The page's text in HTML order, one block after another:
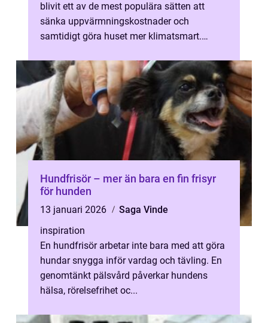
blivit ett av de mest populära sätten att
sänka uppvärmningskostnader och
samtidigt göra huset mer klimatsmart.
Hundfrisör – mer än bara en fin frisyr
för hunden
13 januari 2026
Saga Vinde
inspiration
En hundfrisör arbetar inte bara med att göra
hundar snygga inför vardag och tävling. En
genomtänkt pälsvård påverkar hundens
hälsa, rörelsefrihet oc...